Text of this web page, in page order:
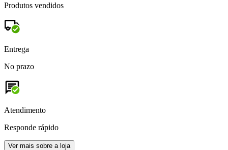
Produtos vendidos
Entrega
No prazo
Atendimento
Responde rápido
Ver mais sobre a loja